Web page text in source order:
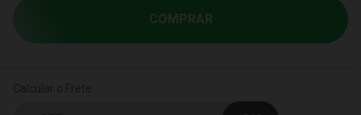
COMPRAR